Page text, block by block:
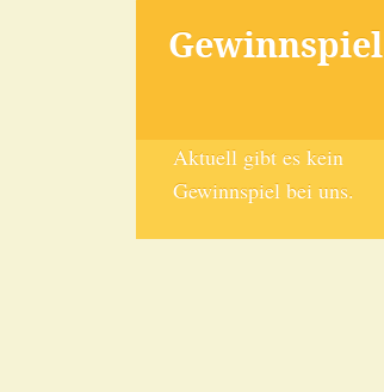
Gewinnspiel
Aktuell gibt es kein
Gewinnspiel bei uns.